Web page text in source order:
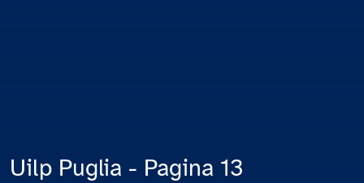
Uilp Puglia - Pagina 13